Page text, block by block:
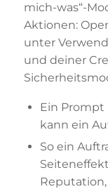
mich-was“-
Aktionen:
unter
und deiner
Ein Prompt
kann ein
So ein